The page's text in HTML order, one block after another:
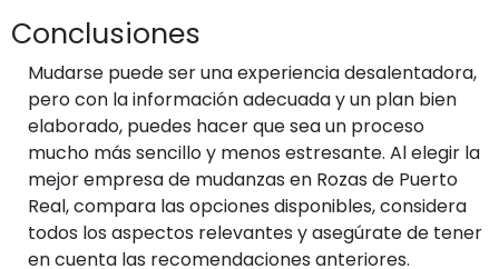
Conclusiones
Mudarse puede ser una experiencia desalentadora,
pero con la información adecuada y un plan bien
elaborado, puedes hacer que sea un proceso
mucho más sencillo y menos estresante. Al elegir la
mejor empresa de mudanzas en Rozas de Puerto
Real, compara las opciones disponibles, considera
todos los aspectos relevantes y asegúrate de tener
en cuenta las recomendaciones anteriores.